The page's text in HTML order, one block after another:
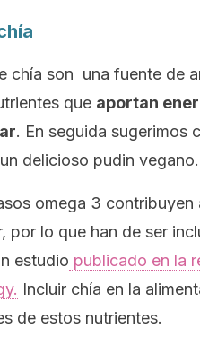
chía son una fuente de
que aportan
. En seguida sugerimos
delicioso pudin vegano.
omega 3
por lo que han de ser
estudio publicado en la
Incluir chía en la
de estos nutrientes.